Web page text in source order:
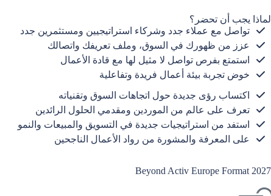
لماذا يجب أن تحضر؟
تواصل مع عملاء جدد وشركاء استراتيجيين ومستثمرين جدد
عزز من ظهورك في السوق، وملف تعريفك واتصالك
استمتع بفرص تواصل لا مثيل لها مع قادة الأعمال
خوض تجربة بيئة أعمال فريدة وتفاعلية
اكتساب رؤى جديدة حول اتجاهات السوق وتقنياته
تعرف على عالم من الموردين ومقدمي الحلول الرائدين
استفد من استراتيجيات جديدة في التسويق والمبيعات والنمو
على المعرفة والمشورة من رواد الأعمال الناجحين
2027 Beyond Activ Europe Format